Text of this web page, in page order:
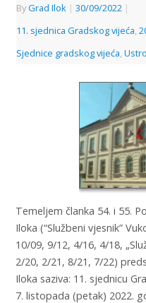
ByGrad Ilok | 30/09/2022 |
11. sjednica Gradskog vijeća,
Sjednice gradskog vijeća,
Temeljem članka 54. i 55.
Iloka (“Službeni vjesnik”
10/09, 9/12, 4/16, 4/18,
2/20, 2/21, 8/21, 7/22)
Iloka saziva: 11. sjednicu
7. listopada (petak) 2022.